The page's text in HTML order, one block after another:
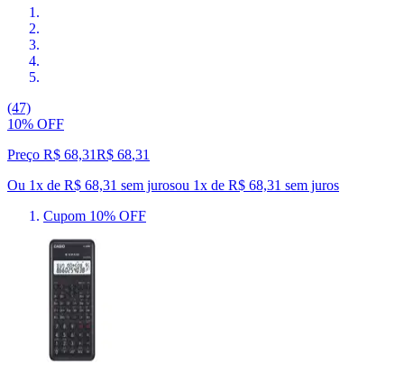
(47)
10% OFF
Preço R$ 68,31R$ 68,31
Ou 1x de R$ 68,31 sem jurosou 1x de R$ 68,31 sem juros
Cupom 10% OFF